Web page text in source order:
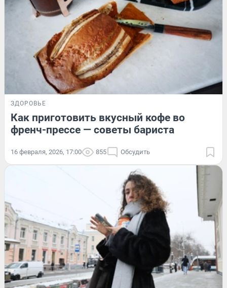
ЗДОРОВЬЕ
Как приготовить вкусный кофе во
френч-прессе — советы бариста
16 февраля, 2026, 17:00 855 Обсудить